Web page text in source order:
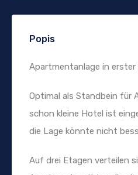
Popis
Apartmentanlage in erster
Optimal als Standbein für
schon kleine Hotel ist
die Lage könnte nicht
Auf drei Etagen verteilen